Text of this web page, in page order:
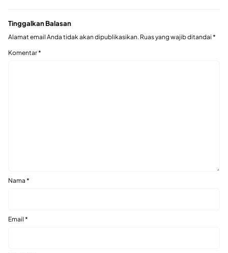
Tinggalkan Balasan
Alamat email Anda tidak akan dipublikasikan. Ruas yang wajib ditandai *
Komentar*
Nama *
Email *